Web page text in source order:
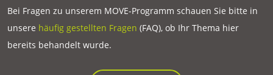
Bei Fragen zu unserem MOVE-Programm schauen Sie bitte in
unsere häufig gestellten Fragen (FAQ), ob Ihr Thema hier
bereits behandelt wurde.